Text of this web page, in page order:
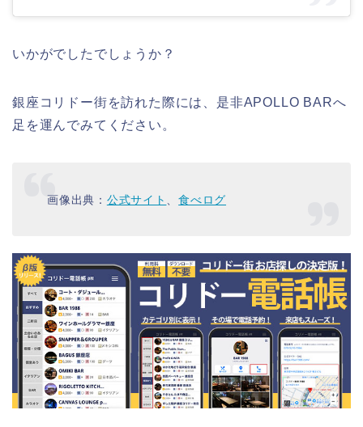
いかがでしたでしょうか？
銀座コリドー街を訪れた際には、是非APOLLO BARへ
足を運んでみてください。
画像出典： 公式サイト 、食べログ